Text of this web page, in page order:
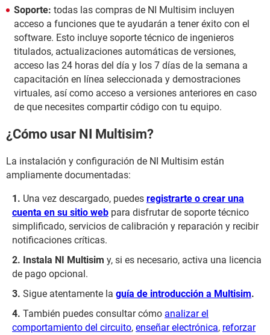
Soporte: todas las compras de NI Multisim incluyen
acceso a funciones que te ayudarán a tener éxito con el
software. Esto incluye soporte técnico de ingenieros
titulados, actualizaciones automáticas de versiones,
acceso las 24 horas del día y los 7 días de la semana a
capacitación en línea seleccionada y demostraciones
virtuales, así como acceso a versiones anteriores en caso
de que necesites compartir código con tu equipo.
¿Cómo usar NI Multisim?
La instalación y configuración de NI Multisim están
ampliamente documentadas:
Una vez descargado, puedes registrarte o crear una
cuenta en su sitio web para disfrutar de soporte técnico
simplificado, servicios de calibración y reparación y recibir
notificaciones críticas.
Instala NI Multisim y, si es necesario, activa una licencia
de pago opcional.
Sigue atentamente la guía de introducción a Multisim.
También puedes consultar cómo analizar el
comportamiento del circuito, enseñar electrónica, reforzar